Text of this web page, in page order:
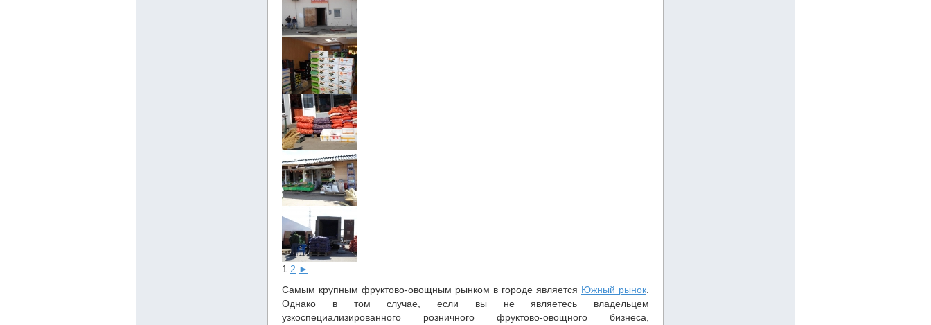
1 2 ►
Самым крупным фруктово-овощным рынком в городе является Южный рынок
Однако в том случае, если вы не являетесь владельцем
узкоспециализированного розничного фруктово-овощного бизнеса,